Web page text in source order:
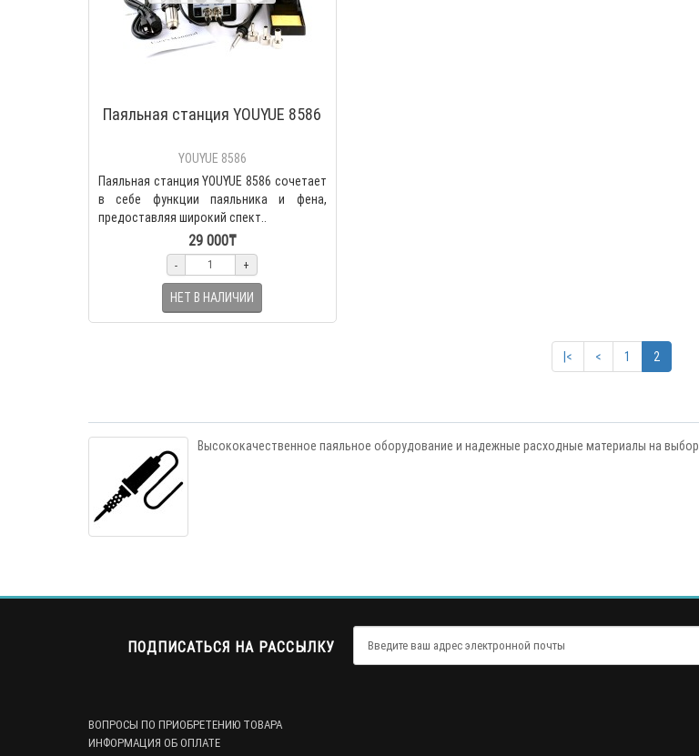
Паяльная станция YOUYUE 8586
YOUYUE 8586
Паяльная станция YOUYUE 8586 сочетает
в себе функции паяльника и фена,
предоставляя широкий спект..
29 000₸
- +
НЕТ В НАЛИЧИИ
|< < 1
2
Высококачественное паяльное оборудование и надежные расходные материалы на выбор.
ПОДПИСАТЬСЯ НА РАССЫЛКУ
ВОПРОСЫ ПО ПРИОБРЕТЕНИЮ ТОВАРА
ИНФОРМАЦИЯ ОБ ОПЛАТЕ